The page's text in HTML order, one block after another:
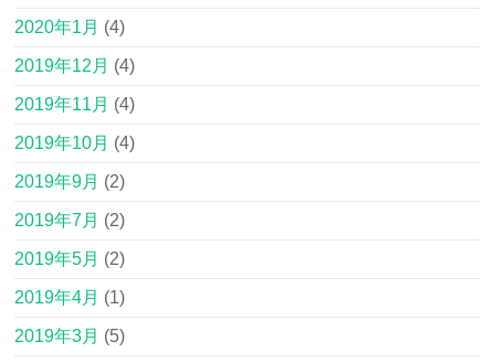
2020年1月 (4)
2019年12月 (4)
2019年11月 (4)
2019年10月 (4)
2019年9月 (2)
2019年7月 (2)
2019年5月 (2)
2019年4月 (1)
2019年3月 (5)